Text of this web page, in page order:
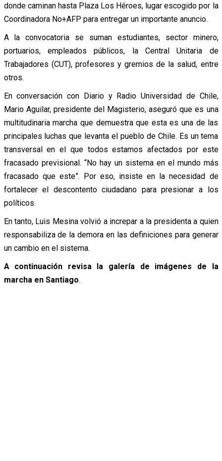
donde caminan hasta Plaza Los Héroes, lugar escogido por la
Coordinadora No+AFP para entregar un importante anuncio.
A la convocatoria se suman estudiantes, sector minero,
portuarios, empleados públicos, la Central Unitaria de
Trabajadores (CUT), profesores y gremios de la salud, entre
otros.
En conversación con Diario y Radio Universidad de Chile,
Mario Aguilar, presidente del Magisterio, aseguró que es una
multitudinaria marcha que demuestra que esta es una de las
principales luchas que levanta el pueblo de Chile. Es un tema
transversal en el que todos estamos afectados por este
fracasado previsional. “No hay un sistema en el mundo más
fracasado que este”. Por eso, insiste en la necesidad de
fortalecer el descontento ciudadano para presionar a los
políticos.
En tanto, Luis Mesina volvió a increpar a la presidenta a quien
responsabiliza de la demora en las definiciones para generar
un cambio en el sistema.
A continuación revisa la galería de imágenes de la
marcha en Santiago.